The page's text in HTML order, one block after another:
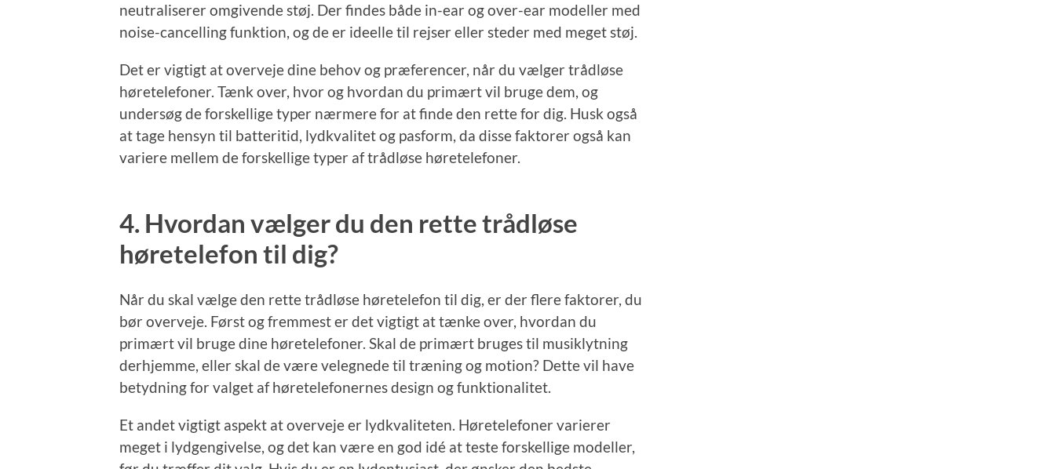
neutraliserer omgivende støj. Der findes både in-ear og over-ear modeller med
noise-cancelling funktion, og de er ideelle til rejser eller steder med meget støj.
Det er vigtigt at overveje dine behov og præferencer, når du vælger trådløse
høretelefoner. Tænk over, hvor og hvordan du primært vil bruge dem, og
undersøg de forskellige typer nærmere for at finde den rette for dig. Husk også
at tage hensyn til batteritid, lydkvalitet og pasform, da disse faktorer også kan
variere mellem de forskellige typer af trådløse høretelefoner.
4. Hvordan vælger du den rette trådløse
høretelefon til dig?
Når du skal vælge den rette trådløse høretelefon til dig, er der flere faktorer, du
bør overveje. Først og fremmest er det vigtigt at tænke over, hvordan du
primært vil bruge dine høretelefoner. Skal de primært bruges til musiklytning
derhjemme, eller skal de være velegnede til træning og motion? Dette vil have
betydning for valget af høretelefonernes design og funktionalitet.
Et andet vigtigt aspekt at overveje er lydkvaliteten. Høretelefoner varierer
meget i lydgengivelse, og det kan være en god idé at teste forskellige modeller,